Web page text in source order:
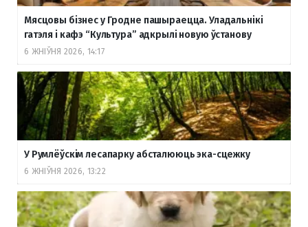
Мясцовы бізнес у Гродне пашыраецца. Уладальнікі
гатэля і кафэ “Культура” адкрылі новую ўстанову
6 ЖНІЎНЯ 2026, 14:17
У Румлёўскім лесапарку абсталююць эка-сцежку
6 ЖНІЎНЯ 2026, 13:22